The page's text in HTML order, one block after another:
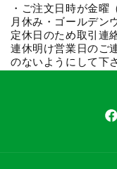
・ご注文日時が金曜
月休み・ゴールデン
定休日のため取引連
連休明け営業日のご
のないようにして下